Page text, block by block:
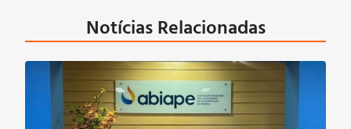
Notícias Relacionadas